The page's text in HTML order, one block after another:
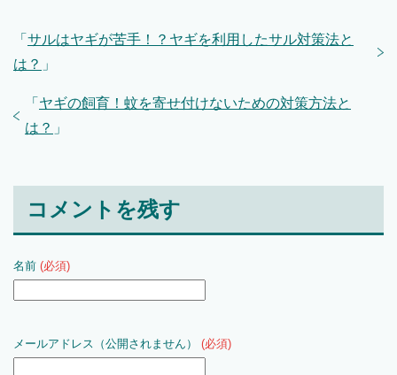
「 サルはヤギが苦手！？ヤギを利用したサル対策法と
は？ 」
「 ヤギの飼育！蚊を寄せ付けないための対策方法と
は？ 」
コメントを残す
名前 (必須)
メールアドレス（公開されません） (必須)